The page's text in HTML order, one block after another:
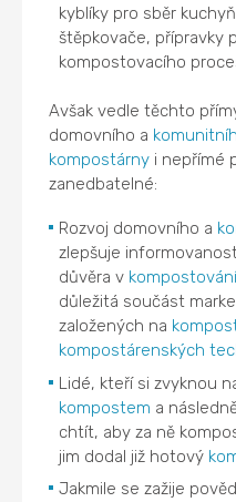
kyblíky pro sběr
štěpkovače, přípravky
kompostovacího
Avšak vedle těchto
domovního a
kompostárny i nepřímé
zanedbatelné:
Rozvoj domovního a
zlepšuje
důvěra v
důležitá součást
založených na
kompostárenských
Lidé, kteří si zvyknou
kompostem a
chtít, aby za ně
jim dodal již hotový
Jakmile se zažije